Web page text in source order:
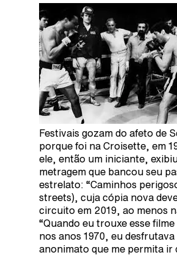
Festivais gozam do afeto de
porque foi na Croisette, em
ele, então um iniciante,
metragem que bancou seu
estrelato: “Caminhos
streets), cuja cópia nova
circuito em 2019, ao menos
“Quando eu trouxe esse filme
nos anos 1970, eu desfrutava
anonimato que me permita ir